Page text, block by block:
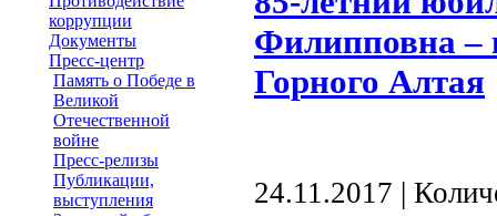
коррупции
Документы
Пресс-центр
Память о Победе в
Великой
Отечественной
войне
Пресс-релизы
Публикации,
выступления
Филипповна –
Горного Алтая
24.11.2017 |